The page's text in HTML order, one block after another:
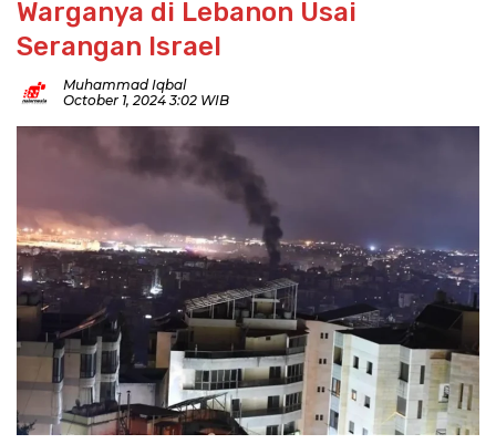
Warganya di Lebanon Usai
Serangan Israel
Muhammad Iqbal
October 1, 2024 3:02 WIB